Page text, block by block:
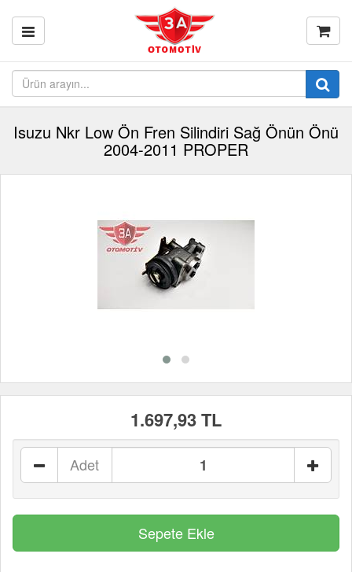
Isuzu Nkr Low Ön Fren Silindiri Sağ Önün Önü
2004-2011 PROPER
1.697,93 TL
Adet